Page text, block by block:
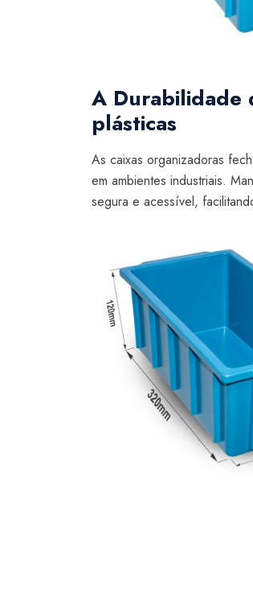
A Durabilidade
plásticas
As caixas organizadoras
em ambientes industriais.
segura e acessível,